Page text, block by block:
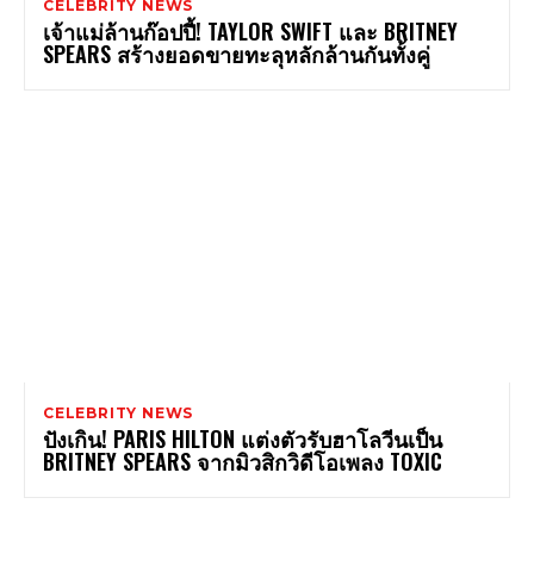
CELEBRITY NEWS
เจ้าแม่ล้านก๊อปปี้! TAYLOR SWIFT และ BRITNEY
SPEARS สร้างยอดขายทะลุหลักล้านกันทั้งคู่
CELEBRITY NEWS
ปังเกิน! PARIS HILTON แต่งตัวรับฮาโลวีนเป็น
BRITNEY SPEARS จากมิวสิกวิดีโอเพลง TOXIC